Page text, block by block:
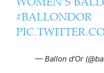
#BALLONDOR
— Ballon d'Or